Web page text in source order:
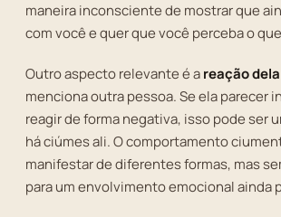
maneira inconsciente de mostrar que
com você e quer que você perceba o
Outro aspecto relevante é areação dela
menciona outra pessoa. Se ela parecer
reagir de forma negativa, isso pode ser
há ciúmes ali. O comportamento
manifestar de diferentes formas, mas
para um envolvimento emocional ainda